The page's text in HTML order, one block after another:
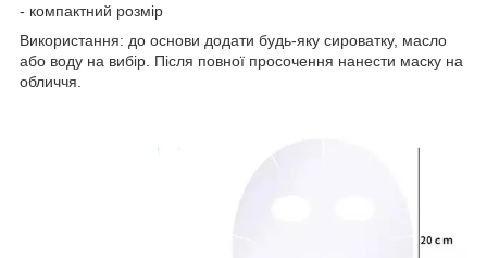
- компактний розмір
Використання: до основи додати будь-яку сироватку, масло
або воду на вибір. Після повної просочення нанести маску на
обличчя.